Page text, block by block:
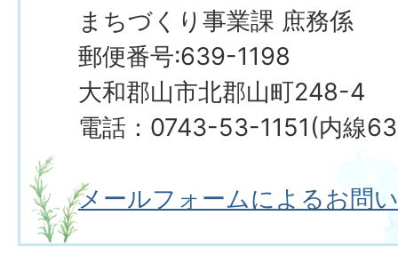
まちづくり事業課 庶務係
郵便番号:639-1198
大和郡山市北郡山町248-4
電話：0743-53-1151(内線
メールフォームによるお問